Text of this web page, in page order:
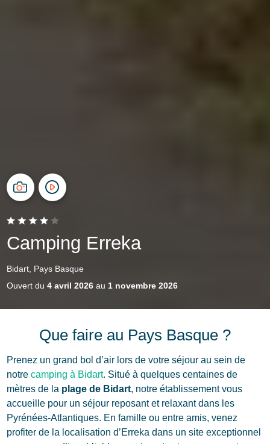
Camping Erreka
Bidart, Pays Basque
Ouvert du 4 avril 2026au 1 novembre 2026
Que faire au Pays Basque ?
Prenez un grand bol d’air lors de votre séjour au sein de
notre camping à Bidart. Situé à quelques centaines de
mètres de la plage de Bidart, notre établissement vous
accueille pour un séjour reposant et relaxant dans les
Pyrénées-Atlantiques. En famille ou entre amis, venez
profiter de la localisation d’Erreka dans un site exceptionnel